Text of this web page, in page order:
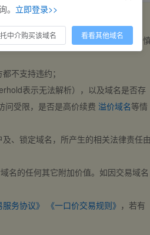
支持违约，一旦出价不支持撤销，请
不支持违约；
表示无法解析），以及域名是否存
问受限，是否是高价续费 溢价域名等情
、锁定域名，所产生的相关法律责任
名的任何其它附加价值。如因交易域名
服务协议》 《一口价交易规则》 ，若有
。 立即登录>>
中介购买该域名 看看其他域名